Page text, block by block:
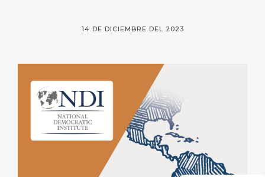
14 DE DICIEMBRE DEL 2023